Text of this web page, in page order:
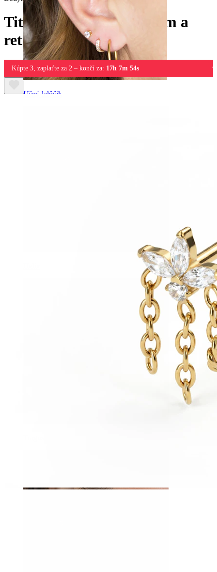
Ušný lalôčik
Titánová labreta s kvetom a
retiazkami
Kúpte 3, zaplaťte za 2 – končí za: 17h 7m 54s